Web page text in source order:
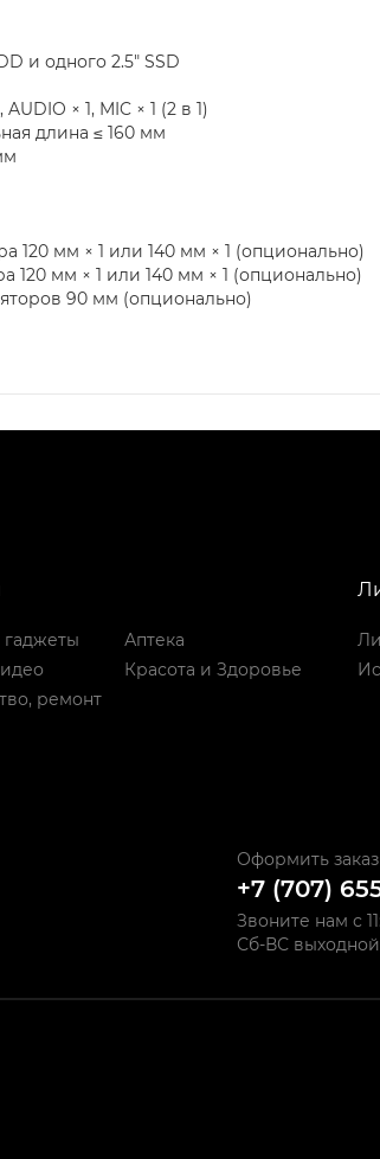
и одного 2.5" SSD
× 1, MIC × 1 (2 в 1)
длина ≤ 160 мм
120 мм × 1 или 140 мм × 1 (опционально)
120 мм × 1 или 140 мм × 1 (опционально)
90 мм (опционально)
ремонт
Аптека
Красота и Здоровье
Оформить заказ
+7 (707)
Звоните нам с
Сб-ВС выходной